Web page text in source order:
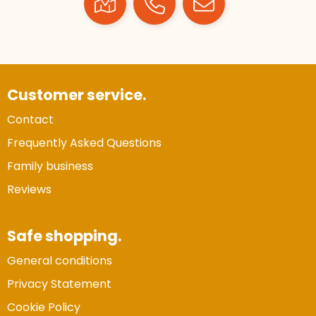
Customer service.
Contact
Frequently Asked Questions
Family business
Reviews
Safe shopping.
General conditions
Privacy Statement
Cookie Policy